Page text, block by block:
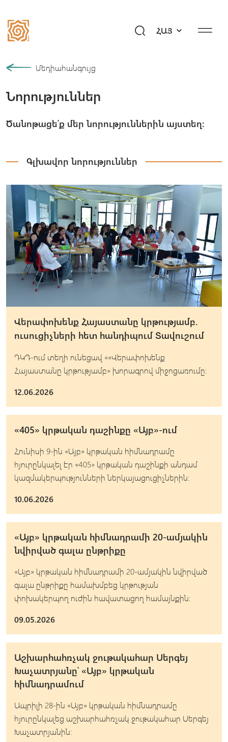
ՀԱՅ
Մեր պատմությունը
Համայնք
Ծրագրեր
Մեդիահանգույց
Հարցեր «Այբ»–ին
Նվիրի՛ր ապագա
Մեդիահանգույց
Նորություններ
Ծանոթացե՛ք մեր նորություններին այստեղ։
Գլխավոր նորություններ
Վերափոխենք Հայաստանը կրթությամբ.
ուսուցիչների հետ հանդիպում Տավուշում
ԴԿԴ-ում տեղի ունեցավ ««Վերափոխենք
Հայաստանը կրթությամբ» խորագրով միջոցառումը։
12.06.2026
«405» կրթական դաշինքը «Այբ»-ում
Հունիսի 9-ին «Այբ» կրթական հիմնադրամը
հյուրընկալել էր «405» կրթական դաշինքի անդամ
կազմակերպությունների ներկայացուցիչներին։
10.06.2026
«Այբ» կրթական հիմնադրամի 20-ամյակին
նվիրված գալա ընթրիքը
«Այբ» կրթական հիմնադրամի 20-ամյակին նվիրված
գալա ընթրիքը համախմբեց կրթության
փոխակերպող ուժին հավատացող համայնքին։
09.05.2026
Աշխարհահռչակ ջութակահար Սերգեյ
Խաչատրյանը՝ «Այբ» կրթական
հիմնադրամում
Ապրիլի 28-ին «Այբ» կրթական հիմնադրամը
հյուրընկալեց աշխարհահռչակ ջութակահար Սերգեյ
Խաչատրյանին: